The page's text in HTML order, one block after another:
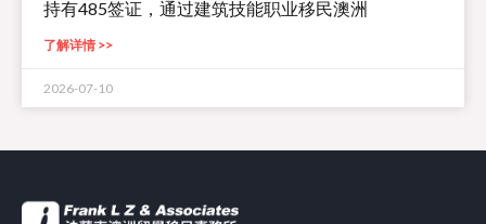
持有485签证，通过建筑技能职业移民澳洲
了解详情 >>
2026-07-10